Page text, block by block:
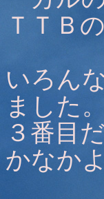
ＴＴＢ
いろん
ました。
３番目
かなか